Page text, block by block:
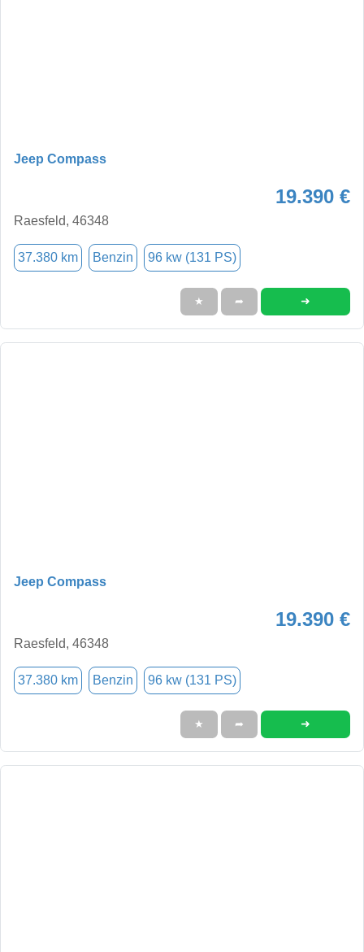
Jeep Compass
19.390 €
Raesfeld, 46348
37.380 km Benzin 96 kw (131 PS)
★ ➦ ➜
Jeep Compass
19.390 €
Raesfeld, 46348
37.380 km Benzin 96 kw (131 PS)
★ ➦ ➜